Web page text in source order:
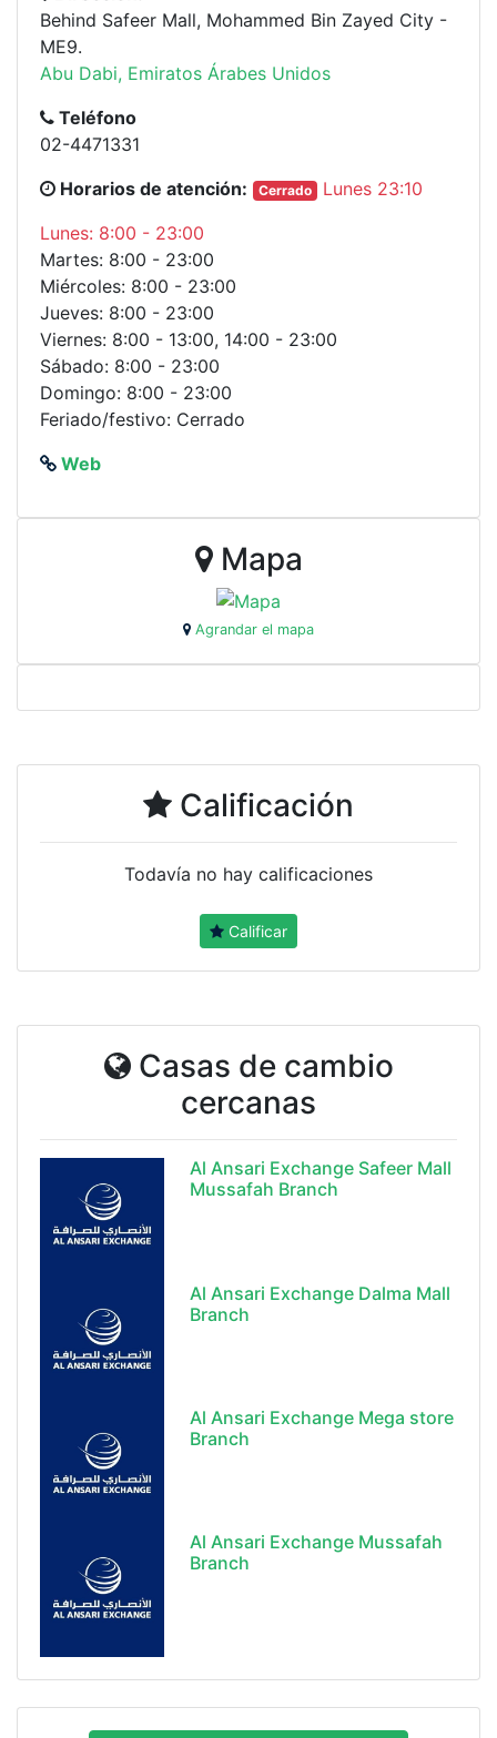
Behind Safeer Mall, Mohammed Bin Zayed City -
ME9.
Abu Dabi, Emiratos Árabes Unidos
Teléfono
02-4471331
Horarios de atención:
Cerrado
Lunes 23:10
Lunes: 8:00 - 23:00
Martes: 8:00 - 23:00
Miércoles: 8:00 - 23:00
Jueves: 8:00 - 23:00
Viernes: 8:00 - 13:00, 14:00 - 23:00
Sábado: 8:00 - 23:00
Domingo: 8:00 - 23:00
Feriado/festivo: Cerrado
Web
Mapa
Agrandar el mapa
Calificación
Todavía no hay calificaciones
Calificar
Casas de cambio
cercanas
Al Ansari Exchange Safeer Mall
Mussafah Branch
Al Ansari Exchange Dalma Mall
Branch
Al Ansari Exchange Mega store
Branch
Al Ansari Exchange Mussafah
Branch